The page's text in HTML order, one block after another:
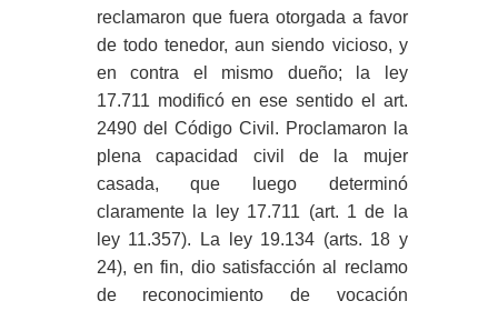
reclamaron que fuera otorgada a favor
de todo tenedor, aun siendo vicioso, y
en contra el mismo dueño; la ley
17.711 modificó en ese sentido el art.
2490 del Código Civil. Proclamaron la
plena capacidad civil de la mujer
casada, que luego determinó
claramente la ley 17.711 (art. 1 de la
ley 11.357). La ley 19.134 (arts. 18 y
24), en fin, dio satisfacción al reclamo
de reconocimiento de vocación